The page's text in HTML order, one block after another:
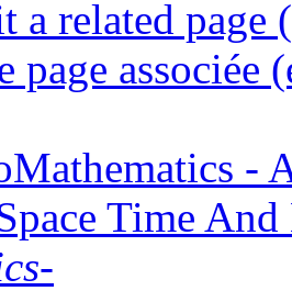
a related
page
-
Time